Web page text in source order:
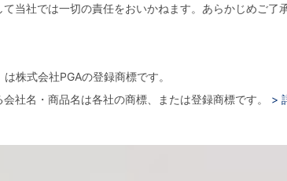
当社では一切の責任をおいかねます。あらかじめご了
株式会社PGAの登録商標です。
社名・商品名は各社の商標、または登録商標です。
>